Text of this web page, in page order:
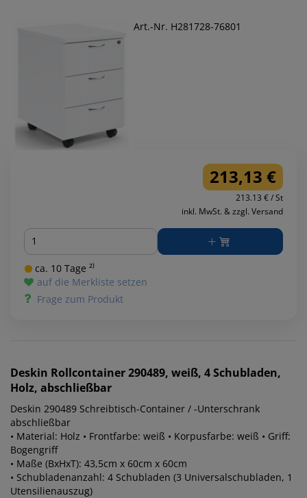
Art.-Nr. H281728-76801
213,13 €
213.13 € / St
inkl. MwSt. & zzgl. Versand
Menge
ca. 10 Tage ²⁾
auf die Merkliste setzen
Frage zum Produkt
Deskin Rollcontainer 290489, weiß, 4 Schubladen,
Holz, abschließbar
Deskin 290489 Schreibtisch-Container / -Unterschrank
abschließbar
• Material: Holz • Frontfarbe: weiß • Korpusfarbe: weiß • Griff:
Bogengriff
• Maße (BxHxT): 43,5cm x 60cm x 60cm
• Schubladenanzahl: 4 Schubladen (3 Universalschubladen, 1
Utensilienauszug)